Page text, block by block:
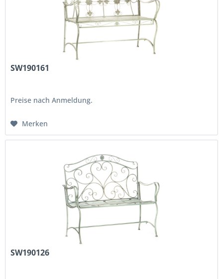
SW190161
Preise nach Anmeldung.
Merken
SW190126